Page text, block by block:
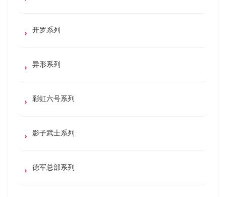
开罗系列
异形系列
彩虹六号系列
影子武士系列
德军总部系列